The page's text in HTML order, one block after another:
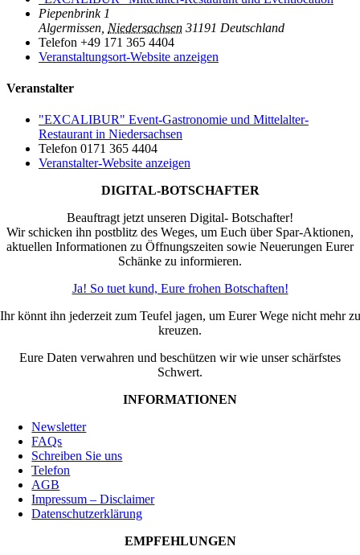
Piepenbrink 1
Algermissen Niedersachsen 31191 Deutschland
Telefon +49 171 365 4404
Veranstaltungsort-Website anzeigen
Veranstalter
"EXCALIBUR" Event-Gastronomie und Mittelalter-
Restaurant in Niedersachsen
Telefon 0171 365 4404
Veranstalter-Website anzeigen
DIGITAL-BOTSCHAFTER
Beauftragt jetzt unseren Digital- Botschafter!
Wir schicken ihn postblitz des Weges, um Euch über Spar-Aktionen,
aktuellen Informationen zu Öffnungszeiten sowie Neuerungen Eurer
Schänke zu informieren.
Ja! So tuet kund, Eure frohen Botschaften!
Ihr könnt ihn jederzeit zum Teufel jagen, um Eurer Wege nicht mehr zu
kreuzen.
Eure Daten verwahren und beschützen wir wie unser schärfstes
Schwert.
INFORMATIONEN
Newsletter
FAQs
Schreiben Sie uns
Telefon
AGB
Impressum – Disclaimer
Datenschutzerklärung
EMPFEHLUNGEN